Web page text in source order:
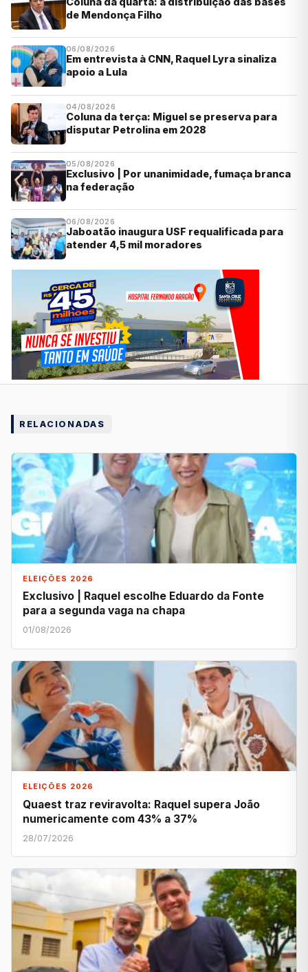
de Mendonça Filho
06/08/2026
Em entrevista à CNN, Raquel Lyra sinaliza
apoio a Lula
04/08/2026
Coluna da terça: Miguel se preserva para
disputar Petrolina em 2028
05/08/2026
Exclusivo | Por unanimidade, fumaça branca
na federação
06/08/2026
Jaboatão inaugura USF requalificada para
atender 4,5 mil moradores
RELACIONADAS
ELEIÇÕES 2026
Exclusivo | Raquel escolhe Eduardo da Fonte
para a segunda vaga na chapa
01/08/2026
ELEIÇÕES 2026
Quaest traz reviravolta: Raquel supera João
numericamente com 43% a 37%
28/07/2026